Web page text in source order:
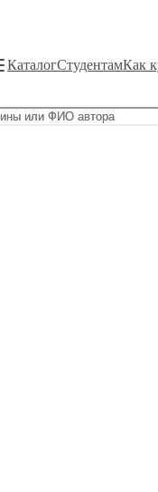
КаталогСтудентамКак